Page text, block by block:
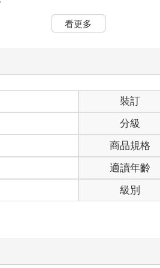
。
了讓當時的股市成交量可以放大；
反向沖銷，降低投資人將股票留過
股從事先買進（賣出）後賣出（買
成交之後，只要就相同數量部分，
，而不把股票留過夜。這種當日沖
額。另外，不管投資人是以何種方
分之1.425（如果是非人工交易－就
半收取的（只收千分之1.5）。
方式？而且也可以適合一般小資男女
險，並不是每個人都適合作現股當
，曾經有較多的交易限制，現在，
沒有想像中的那麼容易，也不是每個
看更多
裝訂
分級
商品規格
適讀年齡
級別